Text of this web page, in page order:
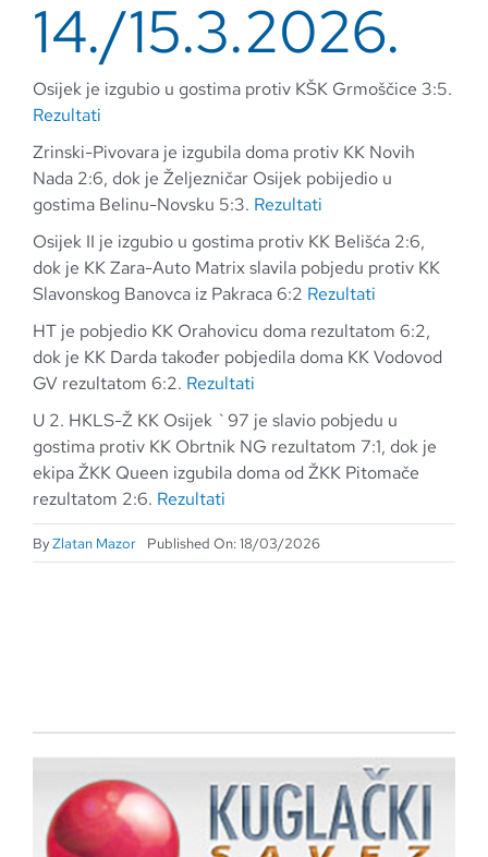
14./15.3.2026.
Osijek je izgubio u gostima protiv KŠK Grmoščice 3:5.
Rezultati
Zrinski-Pivovara je izgubila doma protiv KK Novih
Nada 2:6, dok je Željezničar Osijek pobijedio u
gostima Belinu-Novsku 5:3. Rezultati
Osijek II je izgubio u gostima protiv KK Belišća 2:6,
dok je KK Zara-Auto Matrix slavila pobjedu protiv KK
Slavonskog Banovca iz Pakraca 6:2 Rezultati
HT je pobjedio KK Orahovicu doma rezultatom 6:2,
dok je KK Darda također pobjedila doma KK Vodovod
GV rezultatom 6:2. Rezultati
U 2. HKLS-Ž KK Osijek `97 je slavio pobjedu u
gostima protiv KK Obrtnik NG rezultatom 7:1, dok je
ekipa ŽKK Queen izgubila doma od ŽKK Pitomače
rezultatom 2:6. Rezultati
ByZlatan Mazor Published On: 18/03/2026